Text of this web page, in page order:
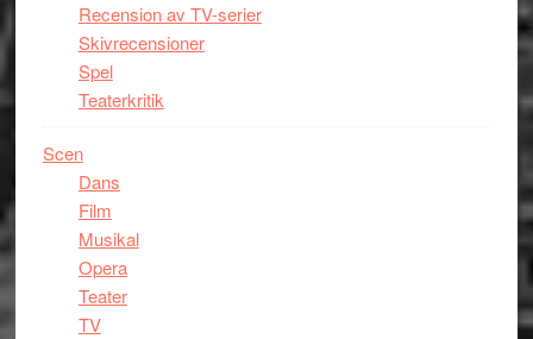
Recension av TV-serier
Skivrecensioner
Spel
Teaterkritik
Scen
Dans
Film
Musikal
Opera
Teater
TV